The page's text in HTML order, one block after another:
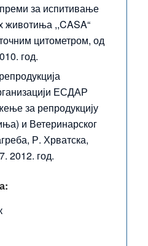
за испитивање
животиња ,,CASA“
цитометром, од
год.
ЕСДАР
за репродукцију
и Ветеринарског
Р. Хрватска,
2012. год.